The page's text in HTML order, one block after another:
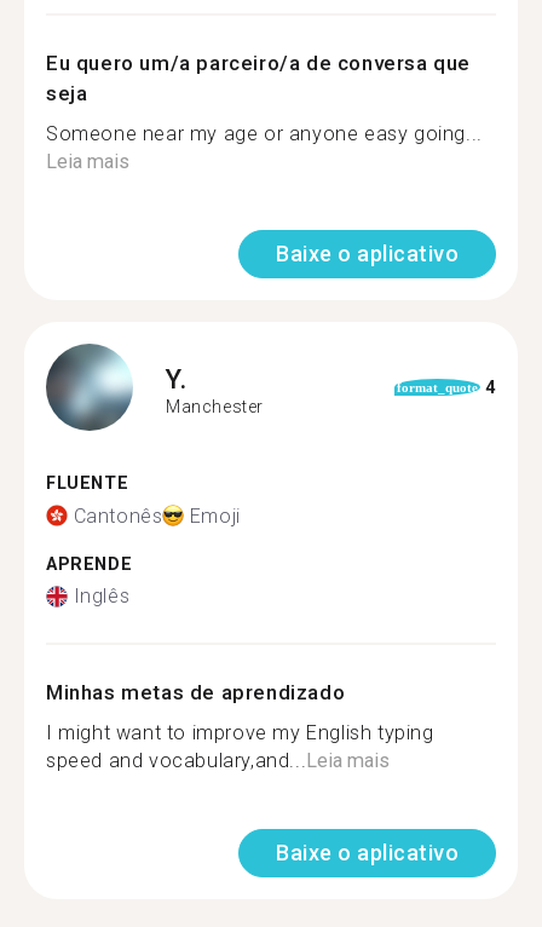
Eu quero um/a parceiro/a de conversa que
seja
Someone near my age or anyone easy going...
Leia mais
Baixe o aplicativo
Y.
Manchester
format_quote 4
FLUENTE
Cantonês Emoji
APRENDE
Inglês
Minhas metas de aprendizado
I might want to improve my English typing
speed and vocabulary,and...Leia mais
Baixe o aplicativo